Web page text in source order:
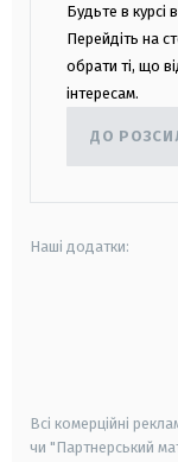
Будьте в курсі
Перейдіть на
обрати ті, що
інтересам.
ДО
Наші додатки:
Всі комерційні
чи "Партнерський